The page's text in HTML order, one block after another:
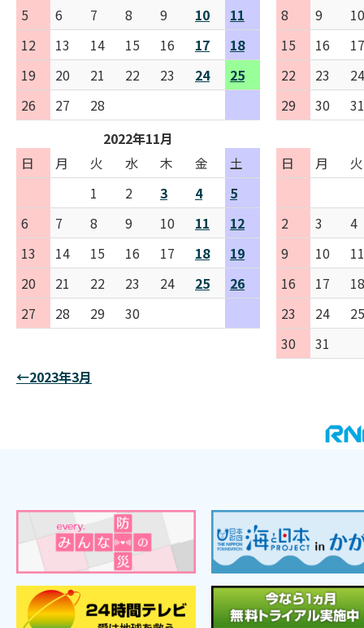
5 6 7 8 9 10
11
12
13 14 15 16 17
18
19
20 21 22 23 24
25
26
27 28
8 9
10
15
16
17
22
23
24
29
30
31
2022年11月
日
月 火 水 木 金
土
1
2 3 4
5
6
7 8 9 10 11
12
13
14 15 16 17 18
19
20
21 22 23 24 25
26
27
28 29 30
日
月 火
2 3
4
9
10
11
16
17
18
23
24
25
30
31
←2023年3月